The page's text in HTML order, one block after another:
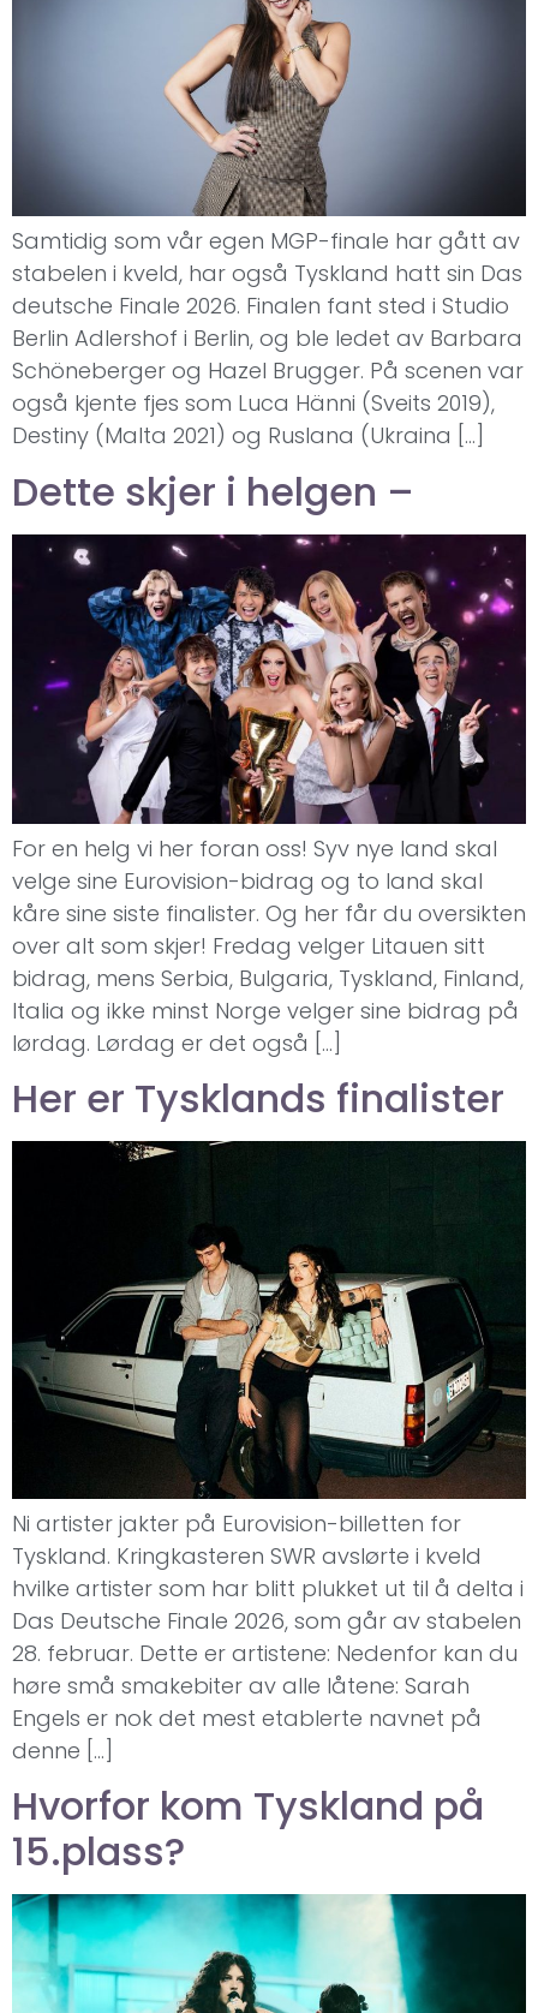
Samtidig som vår egen MGP-finale har gått av
stabelen i kveld, har også Tyskland hatt sin Das
deutsche Finale 2026. Finalen fant sted i Studio
Berlin Adlershof i Berlin, og ble ledet av Barbara
Schöneberger og Hazel Brugger. På scenen var
også kjente fjes som Luca Hänni (Sveits 2019),
Destiny (Malta 2021) og Ruslana (Ukraina […]
Dette skjer i helgen –
For en helg vi her foran oss! Syv nye land skal
velge sine Eurovision-bidrag og to land skal
kåre sine siste finalister. Og her får du oversikten
over alt som skjer! Fredag velger Litauen sitt
bidrag, mens Serbia, Bulgaria, Tyskland, Finland,
Italia og ikke minst Norge velger sine bidrag på
lørdag. Lørdag er det også […]
Her er Tysklands finalister
Ni artister jakter på Eurovision-billetten for
Tyskland. Kringkasteren SWR avslørte i kveld
hvilke artister som har blitt plukket ut til å delta i
Das Deutsche Finale 2026, som går av stabelen
28. februar. Dette er artistene: Nedenfor kan du
høre små smakebiter av alle låtene: Sarah
Engels er nok det mest etablerte navnet på
denne […]
Hvorfor kom Tyskland på
15.plass?